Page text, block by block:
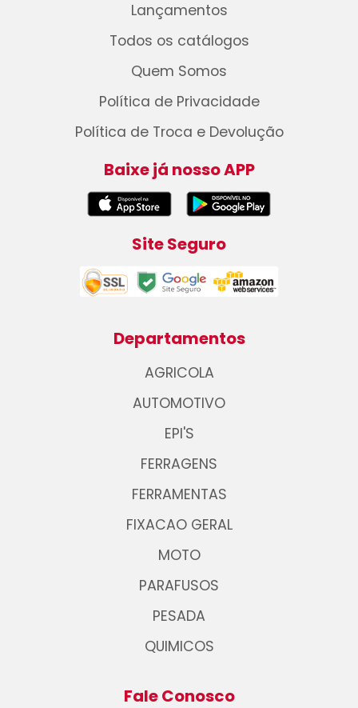
Lançamentos
Todos os catálogos
Quem Somos
Política de Privacidade
Política de Troca e Devolução
Baixe já nosso APP
Site Seguro
Departamentos
AGRICOLA
AUTOMOTIVO
EPI'S
FERRAGENS
FERRAMENTAS
FIXACAO GERAL
MOTO
PARAFUSOS
PESADA
QUIMICOS
Fale Conosco